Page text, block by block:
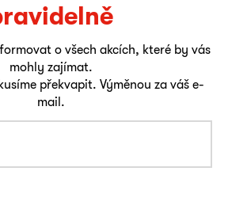
o všech akcích, které by vás
mohly zajímat.
překvapit. Výměnou za váš e-
mail.